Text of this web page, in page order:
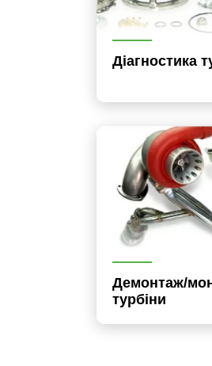
Діагностика
Демонтаж/
турбіни